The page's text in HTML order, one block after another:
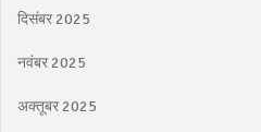
दिसंबर 2025
नवंबर 2025
अक्तूबर 2025